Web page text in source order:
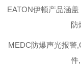
EATON伊顿产品涵盖
防
MEDC防爆声光报警
件